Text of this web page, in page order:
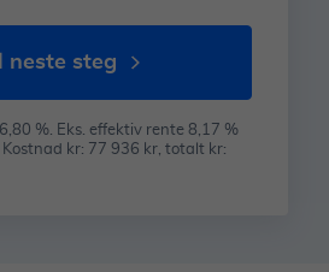
neste steg
%. Eks. effektiv rente 8,17 %
kr: 77 936 kr, totalt kr: